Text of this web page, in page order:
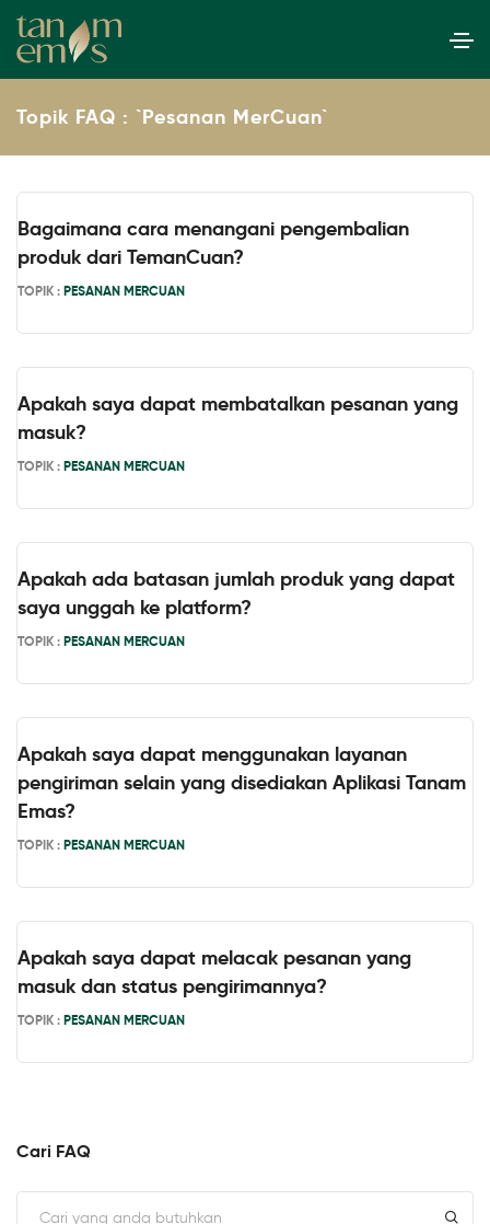
Topik FAQ : `Pesanan MerCuan`
Bagaimana cara menangani pengembalian
produk dari TemanCuan?
TOPIK : PESANAN MERCUAN
Apakah saya dapat membatalkan pesanan yang
masuk?
TOPIK : PESANAN MERCUAN
Apakah ada batasan jumlah produk yang dapat
saya unggah ke platform?
TOPIK : PESANAN MERCUAN
Apakah saya dapat menggunakan layanan
pengiriman selain yang disediakan Aplikasi Tanam
Emas?
TOPIK : PESANAN MERCUAN
Apakah saya dapat melacak pesanan yang
masuk dan status pengirimannya?
TOPIK : PESANAN MERCUAN
Cari FAQ